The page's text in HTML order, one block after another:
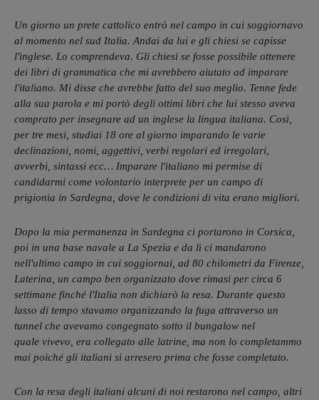
Un giorno un prete cattolico entrò nel campo in cui soggiornavo
al momento nel sud Italia. Andai da lui e gli chiesi se capisse
l'inglese. Lo comprendeva. Gli chiesi se fosse possibile ottenere
dei libri di grammatica che mi avrebbero aiutato ad imparare
l'italiano. Mi disse che avrebbe fatto del suo meglio. Tenne fede
alla sua parola e mi portò degli ottimi libri che lui stesso aveva
comprato per insegnare ad un inglese la lingua italiana. Così,
per tre mesi, studiai 18 ore al giorno imparando le varie
declinazioni, nomi, aggettivi, verbi regolari ed irregolari,
avverbi, sintassi ecc… Imparare l'italiano mi permise di
candidarmi come volontario interprete per un campo di
prigionia in Sardegna, dove le condizioni di vita erano migliori.
Dopo la mia permanenza in Sardegna ci portarono in Corsica,
poi in una base navale a La Spezia e da lì ci mandarono
nell'ultimo campo in cui soggiornai, ad 80 chilometri da Firenze,
Laterina, un campo ben organizzato dove rimasi per circa 6
settimane finché l'Italia non dichiarò la resa. Durante questo
lasso di tempo stavamo organizzando la fuga attraverso un
tunnel che avevamo congegnato sotto il bungalow nel
quale vivevo, era collegato alle latrine, ma non lo completammo
mai poiché gli italiani si arresero prima che fosse completato.
Con la resa degli italiani alcuni di noi restarono nel campo, altri